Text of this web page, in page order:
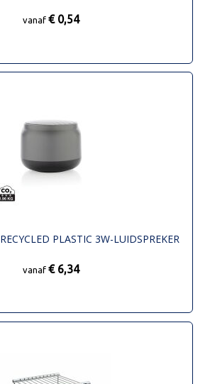
vanaf € 0,54
PLASTIC 3W-LUIDSPREKER
vanaf € 6,34